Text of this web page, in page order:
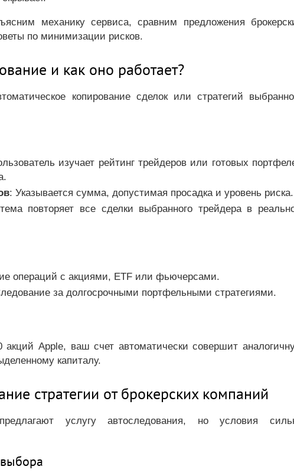
механику сервиса, сравним предложения
по минимизации рисков.
и как оно работает?
копирование сделок или стратегий
изучает рейтинг трейдеров или готовых
: Указывается сумма, допустимая просадка и уровень риска.
повторяет все сделки выбранного трейдера в
операций с акциями, ETF или фьючерсами.
за долгосрочными портфельными стратегиями.
акций Apple, ваш счет автоматически совершит
капиталу.
стратегии от брокерских компаний
услугу автоследования, но условия